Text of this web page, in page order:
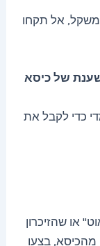
משקל, אל תקחו
של כיסא
כדי לקבל את
או שהזיכרון
מהכיסא, בצעו